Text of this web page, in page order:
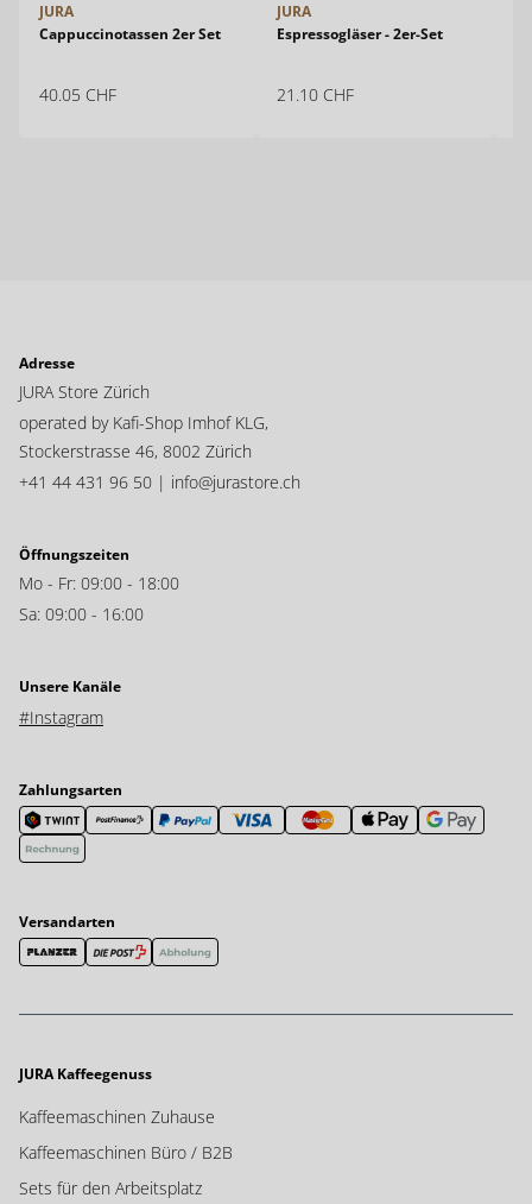
JURA
Cappuccinotassen 2er Set
40.05 CHF
JURA
Espressogläser - 2er-Set
21.10 CHF
Adresse
JURA Store Zürich
operated by Kafi-Shop Imhof KLG,
Stockerstrasse 46, 8002 Zürich
+41 44 431 96 50 | info@jurastore.ch
Öffnungszeiten
Mo - Fr: 09:00 - 18:00
Sa: 09:00 - 16:00
Unsere Kanäle
#Instagram
Zahlungsarten
Versandarten
JURA Kaffeegenuss
Kaffeemaschinen Zuhause
Kaffeemaschinen Büro / B2B
Sets für den Arbeitsplatz